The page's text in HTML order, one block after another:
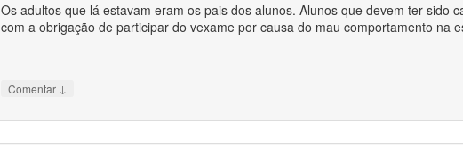
Os adultos que lá estavam eram os pais dos alunos. Alunos que devem ter sido
com a obrigação de participar do vexame por causa do mau comportamento na
Comentar ↓